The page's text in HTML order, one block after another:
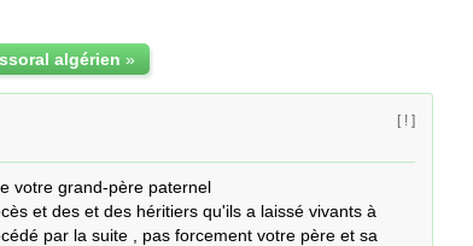
algérien »
[ ! ]
votre grand-père paternel
et des et des héritiers qu'ils a laissé vivants à
par la suite , pas forcement votre père et sa